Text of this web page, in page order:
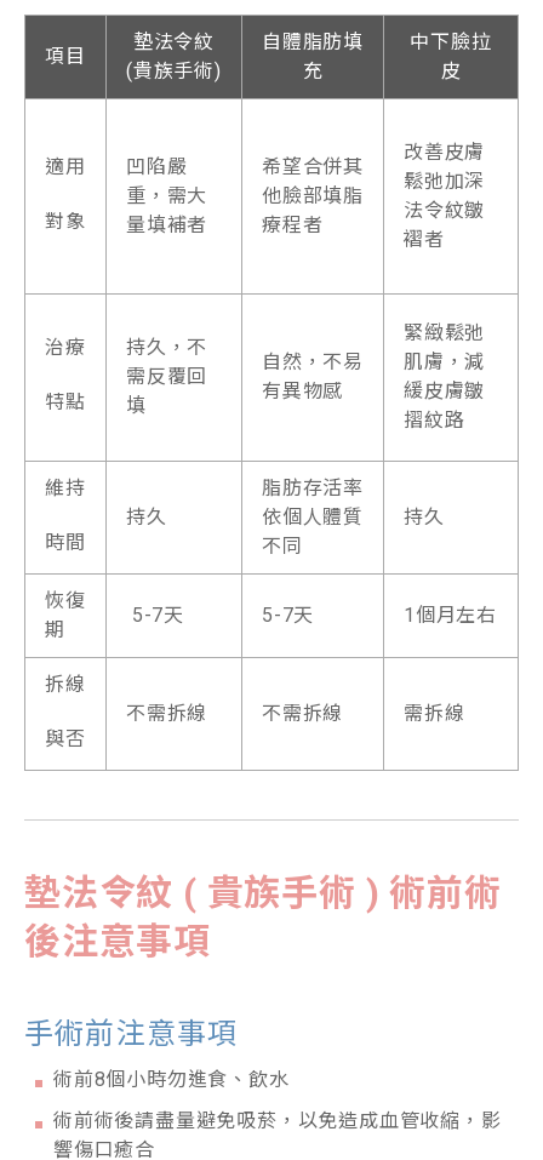
項目
墊法令紋
(貴族手術)
自體脂肪填
充
中下臉拉
皮
適用
對象
凹陷嚴
重，需大
量填補者
希望合併其
他臉部填脂
療程者
改善皮膚
鬆弛加深
法令紋皺
褶者
治療
特點
持久，不
需反覆回
填
自然，不易
有異物感
緊緻鬆弛
肌膚，減
緩皮膚皺
摺紋路
維持
時間
持久
脂肪存活率
依個人體質
不同
持久
恢復
期
5-7天 5-7天 1個月左右
拆線
與否
不需拆線 不需拆線 需拆線
墊法令紋 ( 貴族手術 )術前術
後注意事項
手術前注意事項
術前8個小時勿進食、飲水
術前術後請盡量避免吸菸，以免造成血管收縮，影
響傷口癒合